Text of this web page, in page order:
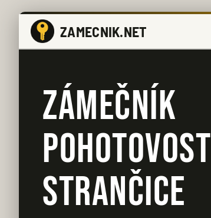
ZAMECNIK.NET
ZÁMEČNÍK
POHOTOVOST
STRANČICE